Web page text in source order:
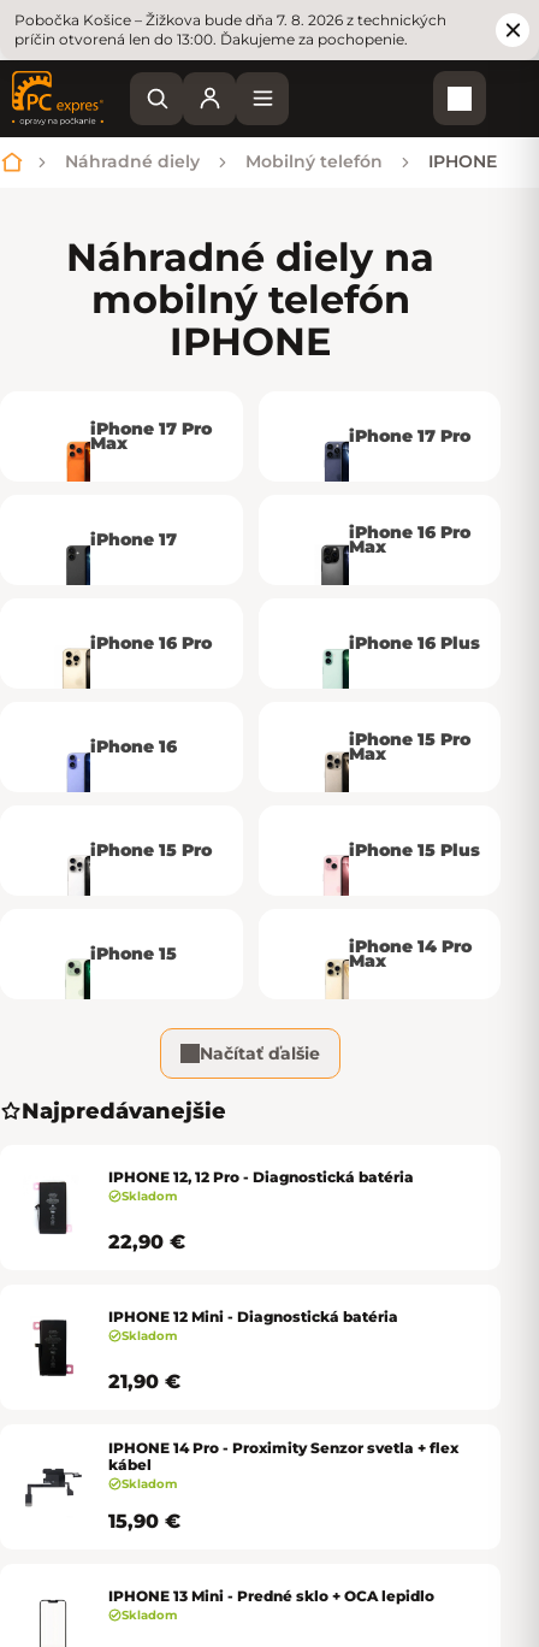
Pobočka Košice – Žižkova bude dňa 7. 8. 2026 z technických
príčin otvorená len do 13:00. Ďakujeme za pochopenie.
Domov
Náhradné diely Mobilný telefón IPHONE
Náhradné diely na
mobilný telefón
IPHONE
iPhone 17 Pro
Max iPhone 17 Pro
iPhone 17 iPhone 16 Pro
Max
iPhone 16 Pro iPhone 16 Plus
iPhone 16 iPhone 15 Pro
Max
iPhone 15 Pro iPhone 15 Plus
iPhone 15 iPhone 14 Pro
Max
Načítať ďalšie
Najpredávanejšie
IPHONE 12, 12 Pro - Diagnostická batéria
Skladom
22,90 €
IPHONE 12 Mini - Diagnostická batéria
Skladom
21,90 €
IPHONE 14 Pro - Proximity Senzor svetla + flex
kábel
Skladom
15,90 €
IPHONE 13 Mini - Predné sklo + OCA lepidlo
Skladom